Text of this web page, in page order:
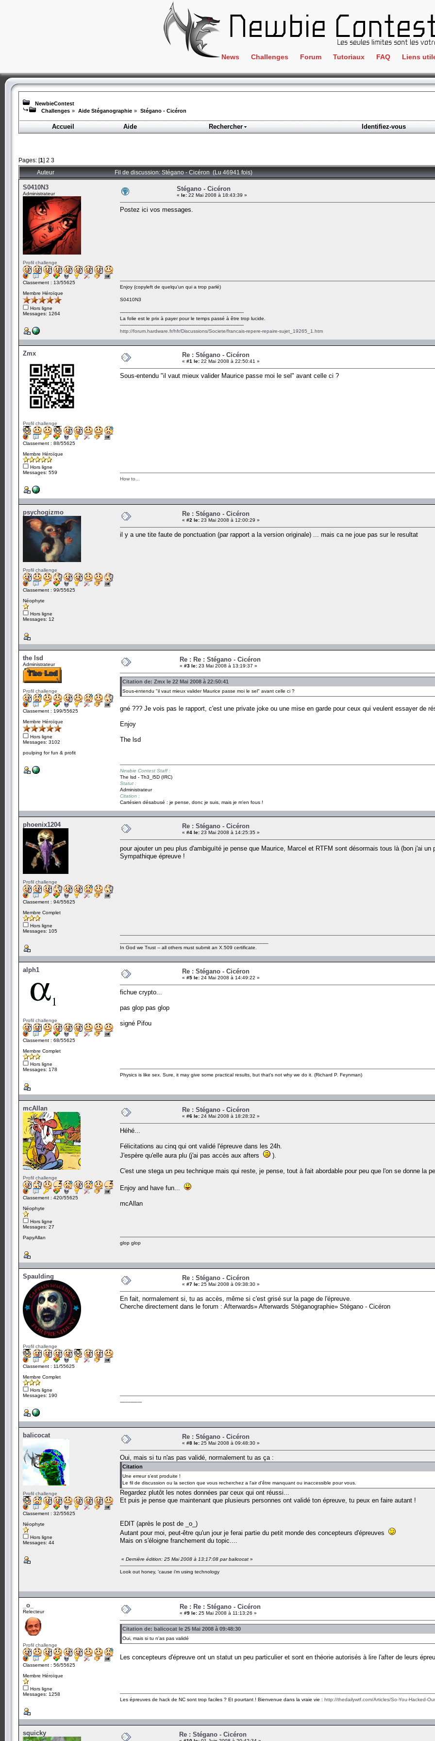
News Challenges
Crackme
ClientSide
Forensics
Programmation
Wargame
Forum Tutoriaux FAQ Liens
IRC
NewbieContest
Challenges » Aide Stéganographie » Stégano - Cicéron
Accueil
Aide Rechercher Identifiez-vous
Pages: [1] 2 3
Auteur Fil de discussion: Stégano - Cicéron (Lu 46941 fois)
S0410N3
Administrateur
Profil challenge
Classement : 13/55625
Membre Héroïque
Hors ligne
Messages: 1264
Stégano - Cicéron
« le: 22 Mai 2008 à 18:43:39 »
Postez ici vos messages.
Enjoy (copyleft de quelqu'un qui a trop parlé)
S0410N3
-------------------------------------------------------------------------------------
La folie est le prix à payer pour le temps passé à être trop lucide.
-------------------------------------------------------------------------------------
http://forum.hardware.fr/hfr/Discussions/Societe/francais-repere-repaire-sujet_19265_1.htm
Zmx
Profil challenge
Classement : 88/55625
Membre Héroïque
Hors ligne
Messages: 559
Re : Stégano - Cicéron
« #1 le: 22 Mai 2008 à 22:50:41 »
Sous-entendu "il vaut mieux valider Maurice passe moi le sel" avant celle ci ?
How to...
psychogizmo
Profil challenge
Classement : 99/55625
Néophyte
Hors ligne
Messages: 12
Re : Stégano - Cicéron
« #2 le: 23 Mai 2008 à 12:00:29 »
il y a une tite faute de ponctuation (par rapport a la version originale) ... mais ca ne joue pas sur le resultat
the lsd
Administrateur
Profil challenge
Classement : 199/55625
Membre Héroïque
Hors ligne
Messages: 3102
poulping for fun & profit
Re : Re : Stégano - Cicéron
« #3 le: 23 Mai 2008 à 13:19:37 »
Citation de: Zmx le 22 Mai 2008 à 22:50:41
Sous-entendu "il vaut mieux valider Maurice passe moi le sel" avant celle ci ?
gné ??? Je vois pas le rapport, c'est une private joke ou une mise en garde pour ceux qui veulent essayer de
Enjoy
The lsd
Newbie Contest Staff :
The lsd - Th3_l5D (IRC)
Statut :
Administrateur
Citation :
Cartésien désabusé : je pense, donc je suis, mais je m'en fous !
phoenix1204
Profil challenge
Classement : 94/55625
Membre Complet
Hors ligne
Messages: 105
Re : Stégano - Cicéron
« #4 le: 23 Mai 2008 à 14:25:35 »
pour ajouter un peu plus d'ambiguïté je pense que Maurice, Marcel et RTFM sont désormais tous là (bon j'ai
Sympathique épreuve !
In God we Trust -- all others must submit an X.509 certificate.
alph1
Profil challenge
Classement : 68/55625
Membre Complet
Hors ligne
Messages: 178
Re : Stégano - Cicéron
« #5 le: 24 Mai 2008 à 14:49:22 »
fichue crypto...
pas glop pas glop
signé Pifou
Physics is like sex. Sure, it may give some practical results, but that's not why we do it. (Richard P. Feynman)
mcAllan
Profil challenge
Classement : 420/55625
Néophyte
Hors ligne
Messages: 27
PapyAllan
Re : Stégano - Cicéron
« #6 le: 24 Mai 2008 à 18:28:32 »
Héhé...
Félicitations au cinq qui ont validé l'épreuve dans les 24h.
J'espère qu'elle aura plu (j'ai pas accès aux afters
).
C'est une stega un peu technique mais qui reste, je pense, tout à fait abordable pour peu que l'on se donne la
Enjoy and have fun...
mcAllan
glop glop
Spaulding
Profil challenge
Classement : 11/55625
Membre Complet
Hors ligne
Messages: 190
Re : Stégano - Cicéron
« #7 le: 25 Mai 2008 à 09:38:30 »
En fait, normalement si, tu as accès, même si c'est grisé sur la page de l'épreuve.
Cherche directement dans le forum : Afterwards» Afterwards Stéganographie» Stégano - Cicéron
---------------
balicocat
Profil challenge
Classement : 32/55625
Néophyte
Hors ligne
Messages: 44
Re : Stégano - Cicéron
« #8 le: 25 Mai 2008 à 09:48:30 »
Oui, mais si tu n'as pas validé, normalement tu as ça :
Citation
Une erreur s'est produite !
Le fil de discussion ou la section que vous recherchez a l'air d'être manquant ou inaccessible pour vous.
Regardez plutôt les notes données par ceux qui ont réussi...
Et puis je pense que maintenant que plusieurs personnes ont validé ton épreuve, tu peux en faire autant !
EDIT (après le post de _o_)
Autant pour moi, peut-être qu'un jour je ferai partie du petit monde des concepteurs d'épreuves
Mais on s'éloigne franchement du topic....
« Dernière édition: 25 Mai 2008 à 13:17:08 par balicocat »
Look out honey, 'cause i'm using technology
_o_
Relecteur
Profil challenge
Classement : 56/55625
Membre Héroïque
Hors ligne
Messages: 1258
Re : Re : Stégano - Cicéron
« #9 le: 25 Mai 2008 à 11:13:26 »
Citation de: balicocat le 25 Mai 2008 à 09:48:30
Oui, mais si tu n'as pas validé
Les concepteurs d'épreuve ont un statut un peu particulier et sont en théorie autorisés à lire l'after de leurs
Les épreuves de hack de NC sont trop faciles ? Et pourtant ! Bienvenue dans la vraie vie : http://thedailywtf.com/Articles/So-You-Hacked-
squicky Re : Stégano - Cicéron